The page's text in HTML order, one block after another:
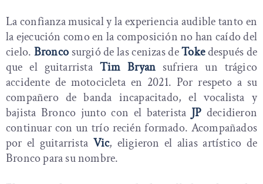
La confianza musical y la experiencia audible tanto en
la ejecución como en la composición no han caído del
cielo. Broncosurgió de las cenizas deTokedespués de
que el guitarrista Tim Bryan sufriera un trágico
accidente de motocicleta en 2021. Por respeto a su
compañero de banda incapacitado, el vocalista y
bajista Bronco junto con el baterista JP decidieron
continuar con un trío recién formado. Acompañados
por el guitarrista Vic, eligieron el alias artístico de
Bronco para su nombre.